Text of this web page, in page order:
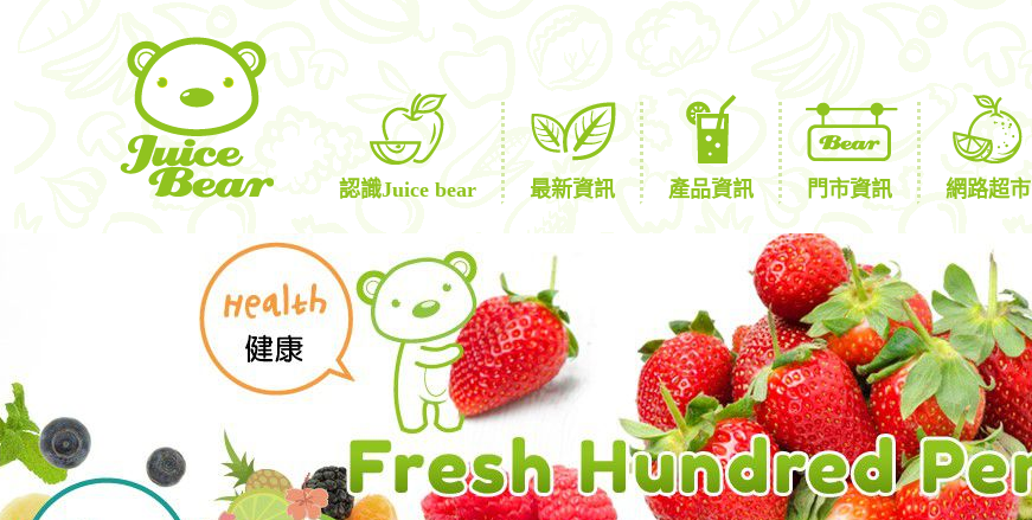
認識Juice bear 最新資訊 產品資訊 門市資訊 網路超市